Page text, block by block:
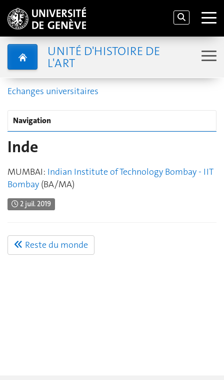
UNITÉ D'HISTOIRE DE
L'ART
Echanges universitaires
Navigation
Inde
MUMBAI: Indian Institute of Technology Bombay - IIT
Bombay (BA/MA)
2 juil. 2019
Reste du monde